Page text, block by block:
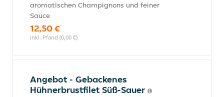
aromatischen Champignons und feiner
Sauce
12,50 €
inkl. Pfand (0,00 €)
Angebot - Gebackenes
Hühnerbrustfilet Süß-Sauer